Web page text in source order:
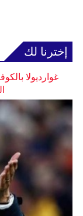
إخترنا لك
غوارديولا